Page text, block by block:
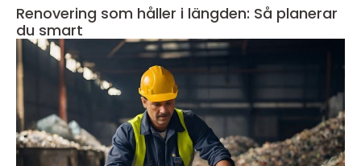
Renovering som håller i längden: Så planerar
du smart